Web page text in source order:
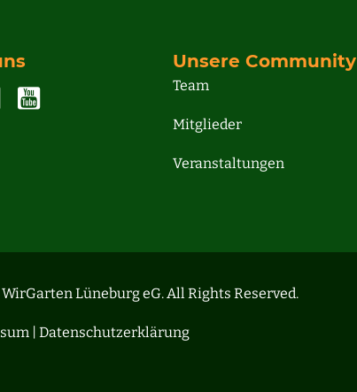
Unsere Community
Team
Mitglieder
Veranstaltungen
Lüneburg eG. All Rights Reserved.
| Datenschutzerklärung